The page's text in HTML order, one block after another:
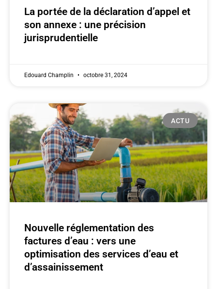
La portée de la déclaration d’appel et
son annexe : une précision
jurisprudentielle
Edouard Champlin octobre 31, 2024
ACTU
Nouvelle réglementation des
factures d’eau : vers une
optimisation des services d’eau et
d’assainissement